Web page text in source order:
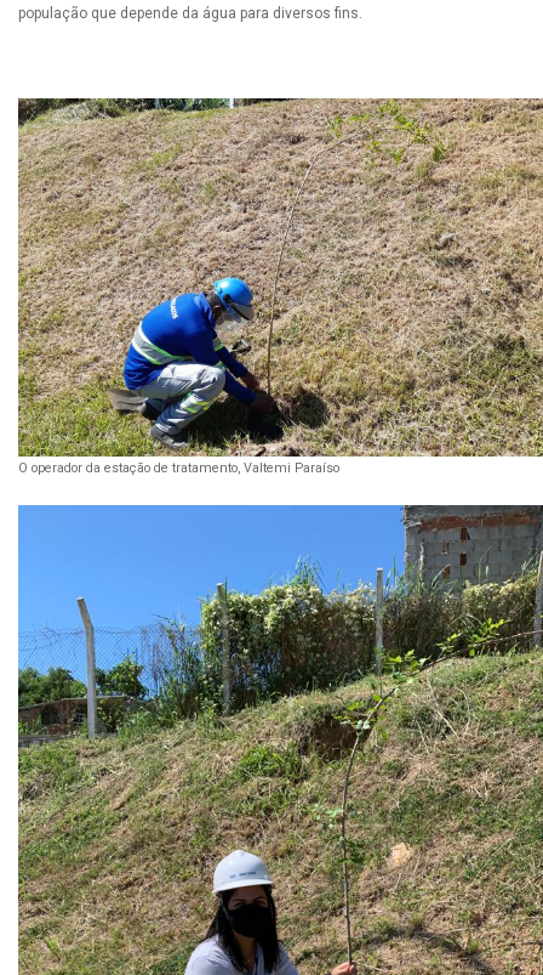
população que depende da água para diversos fins.
O operador da estação de tratamento, Valtemi Paraíso